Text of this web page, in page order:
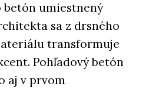
betón umiestnený
sa z drsného
transformuje
Pohľadový betón
aj v prvom